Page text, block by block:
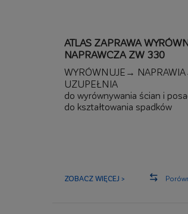
ATLAS ZAPRAWA
NAPRAWCZA ZW 330
WYRÓWNUJE→
UZUPEŁNIA
do wyrównywania ścian i
do kształtowania spadków
zbrojenie strukturalne
ZOBACZ WIĘCEJ >